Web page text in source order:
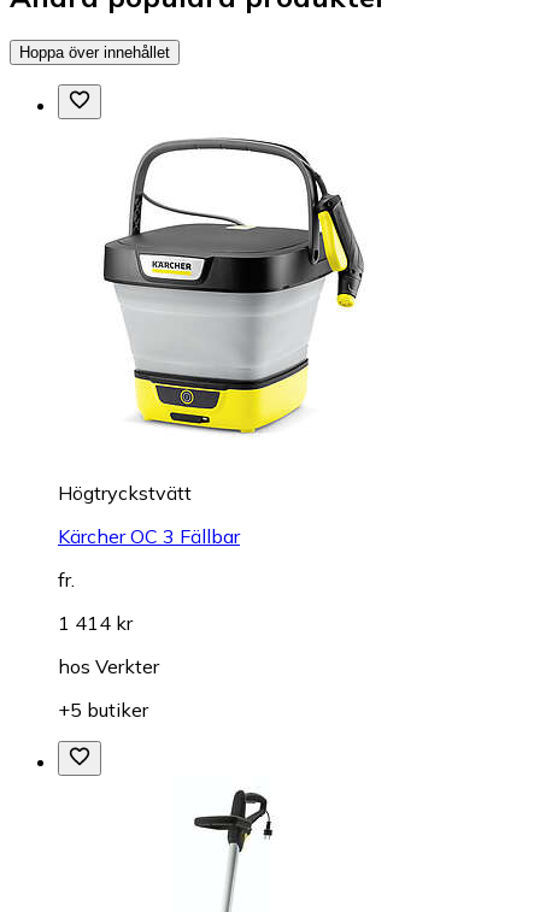
Hoppa över innehållet
Högtryckstvätt
Kärcher OC 3 Fällbar
fr.
1 414 kr
hos Verkter
+5 butiker